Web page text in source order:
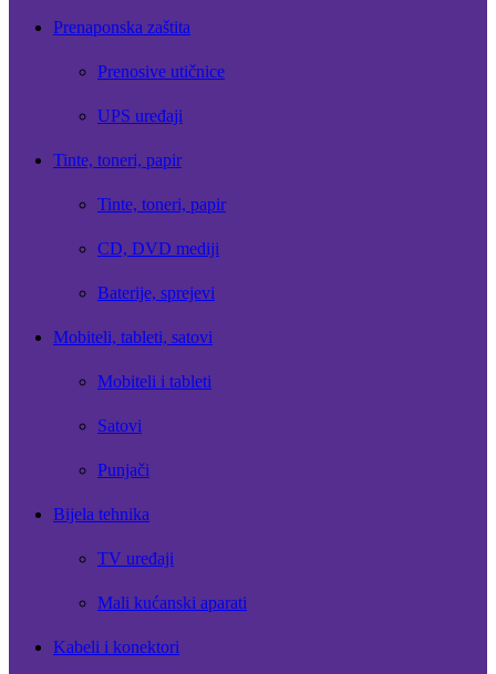
Prenaponska zaštita
Prenosive utičnice
UPS uređaji
Tinte, toneri, papir
Tinte, toneri, papir
CD, DVD mediji
Baterije, sprejevi
Mobiteli, tableti, satovi
Mobiteli i tableti
Satovi
Punjači
Bijela tehnika
TV uređaji
Mali kućanski aparati
Kabeli i konektori